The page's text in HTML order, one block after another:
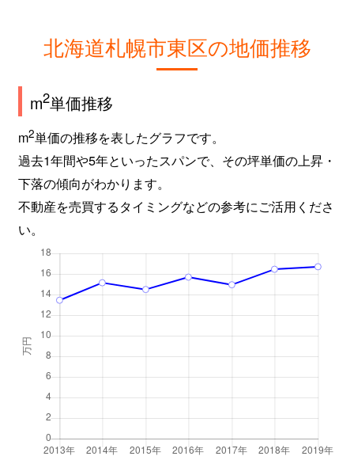
北海道札幌市東区の地価推移
m2単価推移
m2単価の推移を表したグラフです。
過去1年間や5年といったスパンで、その坪単価の上昇・
下落の傾向がわかります。
不動産を売買するタイミングなどの参考にご活用くださ
い。